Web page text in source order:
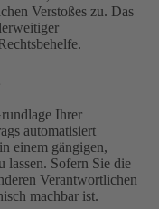
Verstoßes zu. Das
Ihrer
automatisiert
einem gängigen,
lassen. Sofern Sie die
Verantwortlichen
machbar ist.